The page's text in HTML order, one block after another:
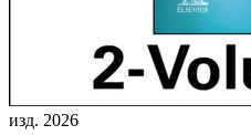
изд. 2026